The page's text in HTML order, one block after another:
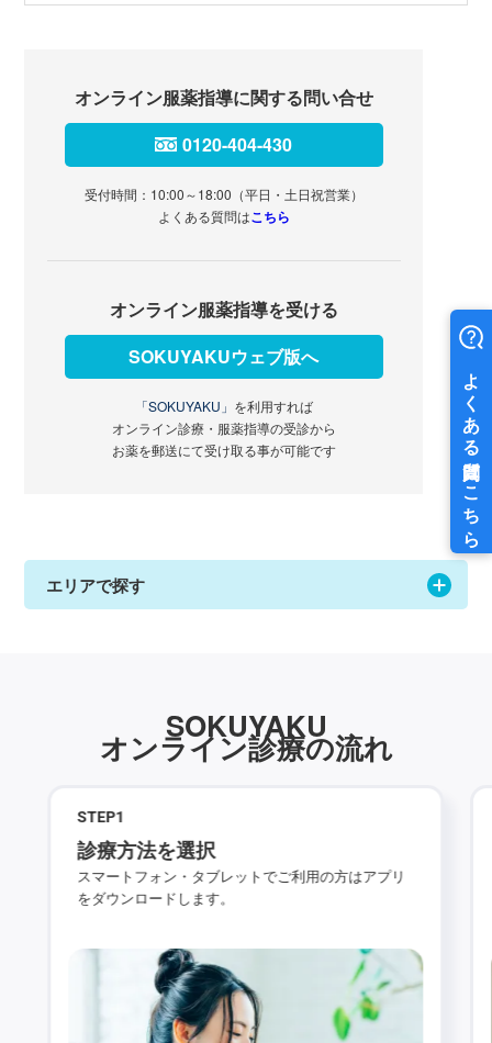
オンライン服薬指導に関する問い合せ
0120-404-430
受付時間：10:00～18:00（平日・土日祝営業）
よくある質問はこちら
オンライン服薬指導を受ける
SOKUYAKUウェブ版へ
「SOKUYAKU」 を利用すれば
オンライン診療・服薬指導の受診から
お薬を郵送にて受け取る事が可能です
エリアで探す
SOKUYAKU
オンライン診療の流れ
STEP1
診療方法を選択
スマートフォン・タブレットでご利用の方はアプリ
をダウンロードします。